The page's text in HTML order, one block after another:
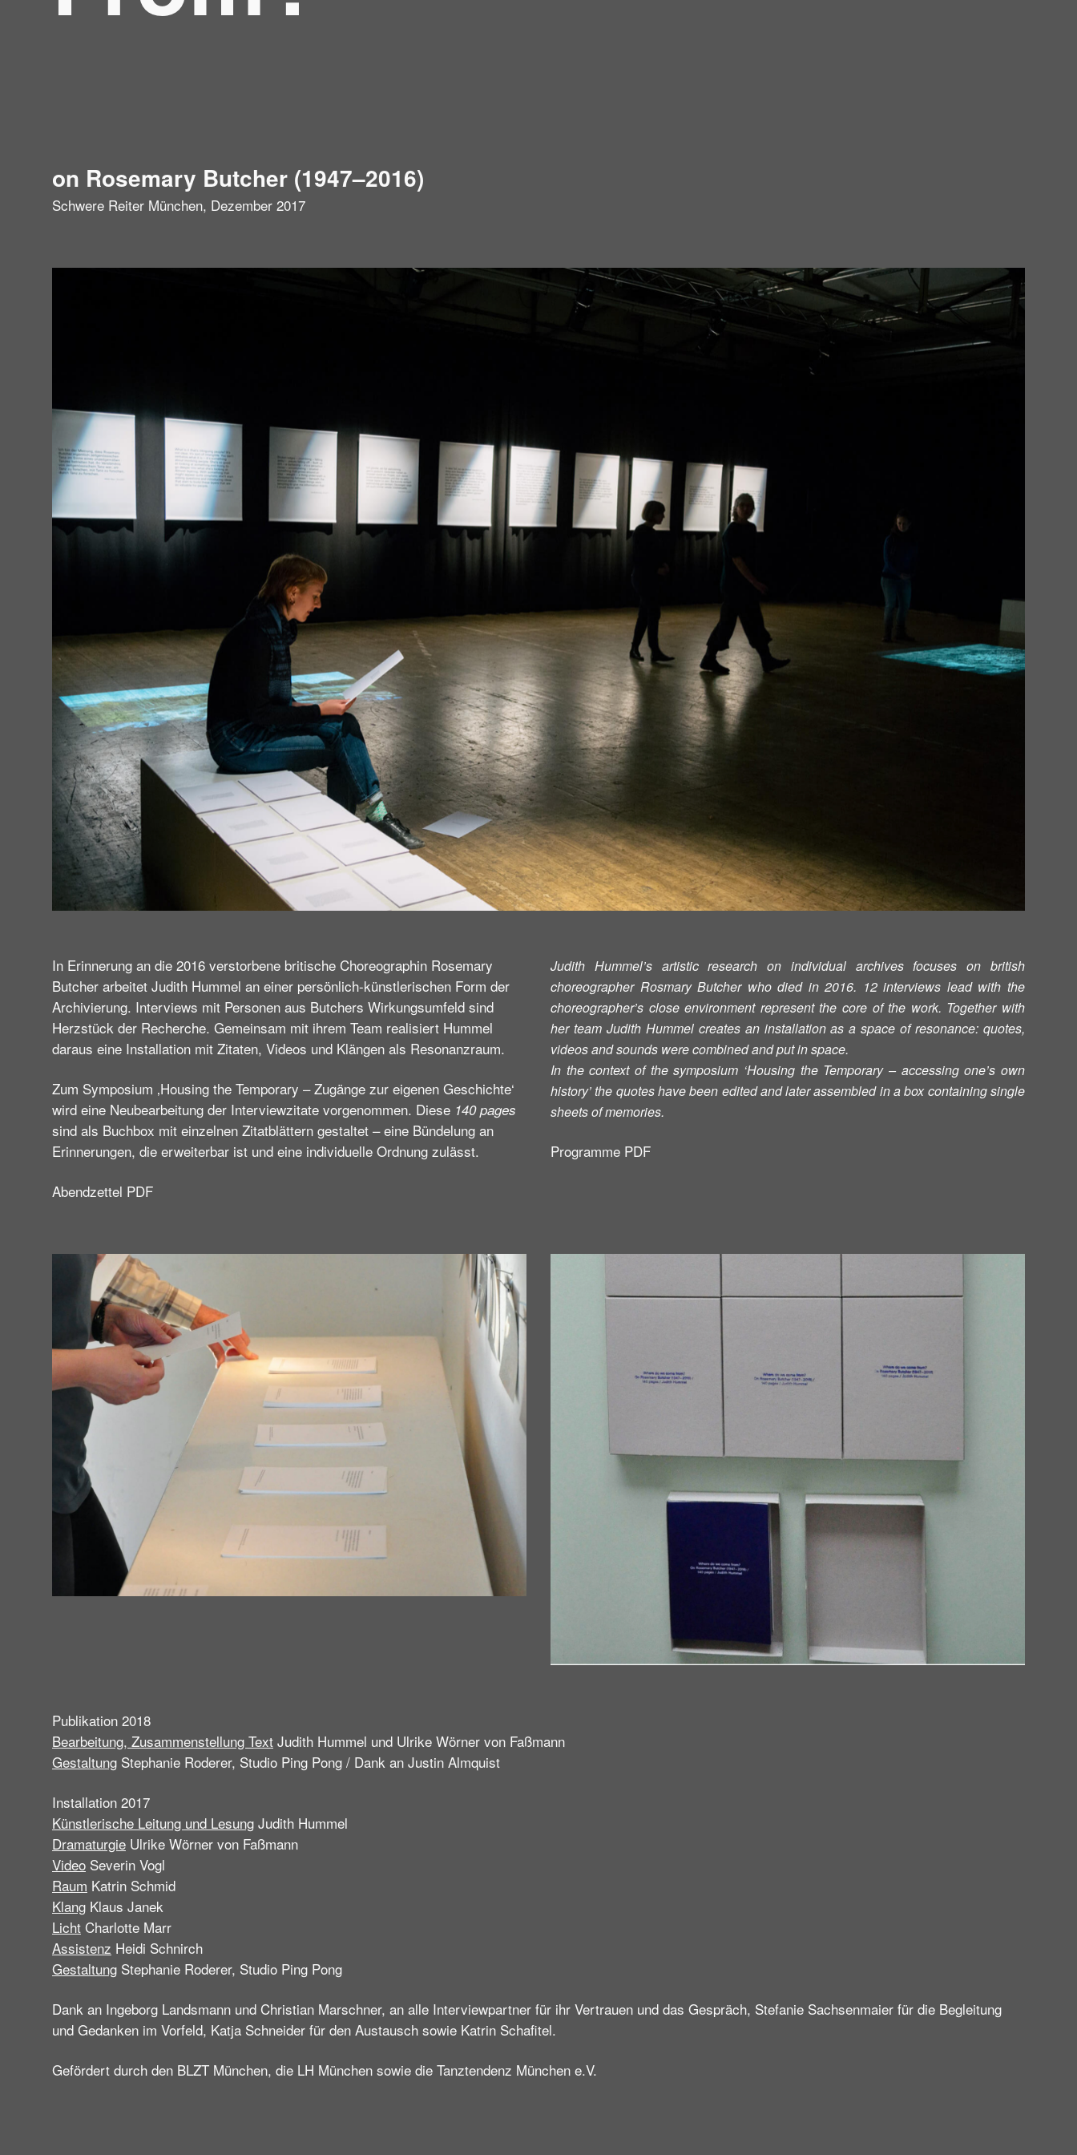
on Rosemary Butcher (1947–2016)
Schwere Reiter München, Dezember 2017
In Erinnerung an die 2016 verstorbene britische Choreographin Rosemary
Butcher arbeitet Judith Hummel an einer persönlich-künstlerischen Form der
Archivierung. Interviews mit Personen aus Butchers Wirkungsumfeld sind
Herzstück der Recherche. Gemeinsam mit ihrem Team realisiert Hummel
daraus eine Installation mit Zitaten, Videos und Klängen als Resonanzraum.
Zum Symposium ‚Housing the Temporary – Zugänge zur eigenen Geschichte‘
wird eine Neubearbeitung der Interviewzitate vorgenommen. Diese 140 pages
sind als Buchbox mit einzelnen Zitatblättern gestaltet – eine Bündelung an
Erinnerungen, die erweiterbar ist und eine individuelle Ordnung zulässt.
Abendzettel PDF
Judith Hummel’s artistic research on individual archives focuses on british
choreographer Rosmary Butcher who died in 2016. 12 interviews lead with the
choreographer’s close environment represent the core of the work. Together with
her team Judith Hummel creates an installation as a space of resonance: quotes,
videos and sounds were combined and put in space.
In the context of the symposium ‘Housing the Temporary – accessing one’s own
history’ the quotes have been edited and later assembled in a box containing single
sheets of memories.
Programme PDF
Publikation 2018
Bearbeitung, Zusammenstellung Text Judith Hummel und Ulrike Wörner von Faßmann
Gestaltung Stephanie Roderer, Studio Ping Pong / Dank an Justin Almquist
Installation 2017
Künstlerische Leitung und Lesung Judith Hummel
Dramaturgie Ulrike Wörner von Faßmann
Video Severin Vogl
Raum Katrin Schmid
Klang Klaus Janek
Licht Charlotte Marr
Assistenz Heidi Schnirch
Gestaltung Stephanie Roderer, Studio Ping Pong
Dank an Ingeborg Landsmann und Christian Marschner, an alle Interviewpartner für ihr Vertrauen und das Gespräch, Stefanie Sachsenmaier für die Begleitung
und Gedanken im Vorfeld, Katja Schneider für den Austausch sowie Katrin Schafitel.
Gefördert durch den BLZT München, die LH München sowie die Tanztendenz München e.V.